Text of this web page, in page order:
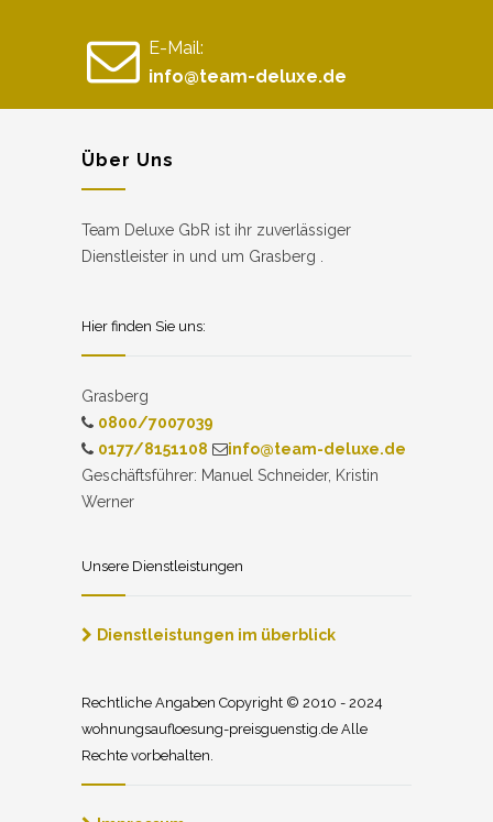
E-Mail:
info@team-deluxe.de
Über Uns
Team Deluxe GbR ist ihr zuverlässiger
Dienstleister in und um Grasberg .
Hier finden Sie uns:
Grasberg
0800/7007039
0177/8151108
info@team-deluxe.de
Geschäftsführer: Manuel Schneider, Kristin
Werner
Unsere Dienstleistungen
Dienstleistungen im überblick
Rechtliche Angaben Copyright © 2010 - 2024
wohnungsaufloesung-preisguenstig.de Alle
Rechte vorbehalten.